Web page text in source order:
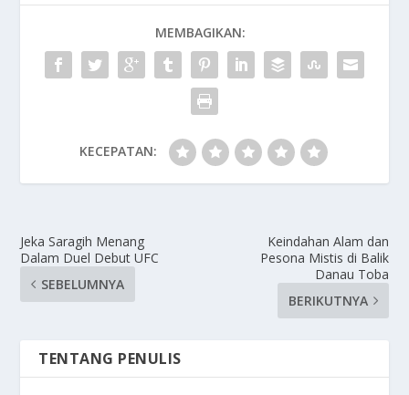
MEMBAGIKAN:
KECEPATAN:
Jeka Saragih Menang
Dalam Duel Debut UFC
SEBELUMNYA
Keindahan Alam dan
Pesona Mistis di Balik
Danau Toba
BERIKUTNYA
TENTANG PENULIS